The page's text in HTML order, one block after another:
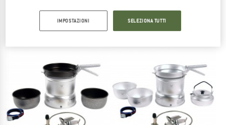
Fornelli a gas
da 178,46 €
Fornelli a gas
da 192,95 €
IMPOSTAZIONI SELEZIONA TUTTI